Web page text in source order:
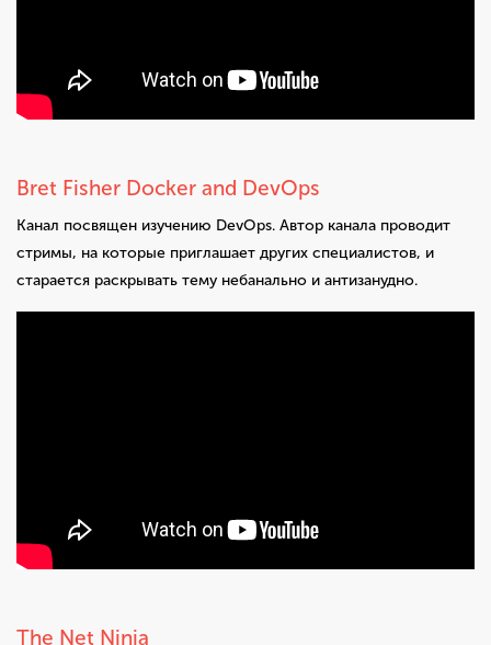
Bret Fisher Docker and DevOps
Канал посвящен изучению DevOps. Автор канала проводит
стримы, на которые приглашает других специалистов, и
старается раскрывать тему небанально и антизанудно.
The Net Ninja